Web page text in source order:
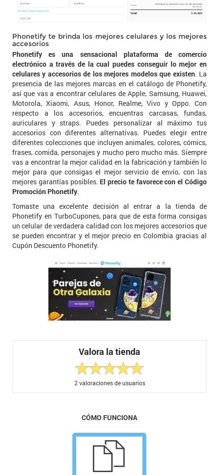
Phonetify te brinda los mejores celulares y los mejores
accesorios
Phonetify es una sensacional plataforma de comercio
electrónico a través de la cual puedes conseguir lo mejor en
celulares y accesorios de los mejores modelos que existen. La
presencia de las mejores marcas en el catálogo de Phonetify,
así que vas a encontrar celulares de Apple, Samsung, Huawei,
Motorola, Xiaomi, Asus, Honor, Realme, Vivo y Oppo. Con
respecto a los accesorios, encuentras carcasas, fundas,
auriculares y straps. Puedes personalizar al máximo tus
accesorios con diferentes alternativas. Puedes elegir entre
diferentes colecciones que incluyen animales, colores, cómics,
frases, comida, personajes y mucho pero mucho más. Siempre
vas a encontrar la mejor calidad en la fabricación y también lo
mejor para que consigas el mejor servicio de envío, con las
mejores garantías posibles. El precio te favorece con el Código
Promoción Phonetify.
Tomaste una excelente decisión al entrar a la tienda de
Phonetify en TurboCupones, para que de esta forma consigas
un celular de verdadera calidad con los mejores accesorios que
se pueden encontrar y el mejor precio en Colombia gracias al
Cupón Descuento Phonetify.
Valora la tienda
2 valoraciones de usuarios
CÓMO FUNCIONA